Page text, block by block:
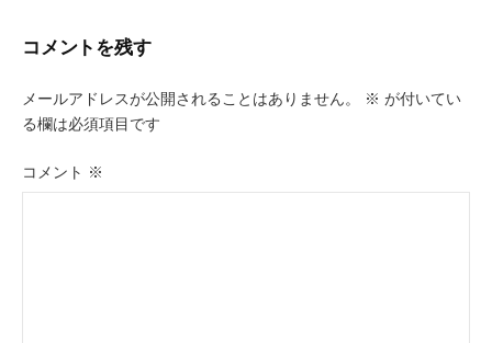
ゲ
ー
シ
ョ
コメントを残す
メールアドレスが公開されることはありません。 ※ が付いてい
る欄は必須項目です
コメント ※